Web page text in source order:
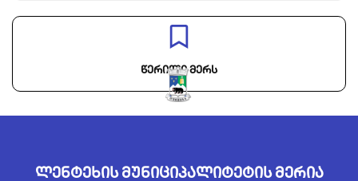
წერილი მერს
ლენტეხის მუნიციპალიტეტის მერია